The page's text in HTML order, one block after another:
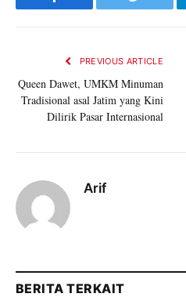
Facebook Twitter
PREVIOUS ARTICLE
Queen Dawet, UMKM Minuman
Tradisional asal Jatim yang Kini
Dilirik Pasar Internasional
Arif
BERITA TERKAIT